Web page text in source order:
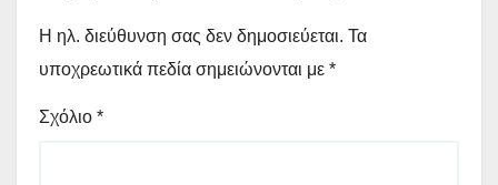
Η ηλ. διεύθυνση σας δεν δημοσιεύεται. Τα
υποχρεωτικά πεδία σημειώνονται με *
Σχόλιο *